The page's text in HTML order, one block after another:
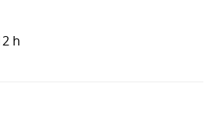
h